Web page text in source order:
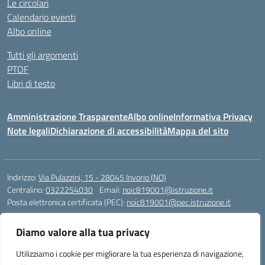
Diamo valore alla tua privacy
Utilizziamo i cookie per migliorare la tua esperienza di navigazione,
Le circolari
Calendario eventi
Albo online
Tutti gli argomenti
PTOF
Libri di testo
Amministrazione TrasparenteAlbo onlineInformativa Privacy
Note legaliDichiarazione di accessibilitàMappa del sito
Indirizzo:Via Pulazzini, 15 - 28045 Invorio (NO)
Centralino:0322254030 Email: noic819001@istruzione.it
Posta elettronica certificata (PEC): noic819001@pec.istruzione.it
Codice meccanografico:NOIC819001
Codice Indice delle Pubbliche Amministrazioni (IPA): istsc_noic819001
Codice unico di fatturazione (CUF): UFZ9M3